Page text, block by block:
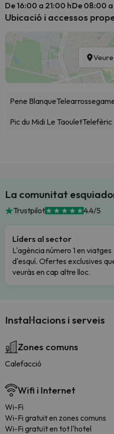
De 16:00 a 21:00 hDe 08:00 a
Ubicació i accessos
Pene Blanque
Pic du Midi Le TaouletTelefèric
La comunitat
Trustpilot 4.4/5
Líders al sector
L'agència número 1 en viatges
d'esquí. Ofertes exclusives
veuràs en cap altre lloc.
Instal·lacions i serveis
Zones comuns
Calefacció
Wifi i Internet
Wi-Fi
Wi-Fi gratuit en zones comuns
Wi-Fi gratuït en tot l'hotel